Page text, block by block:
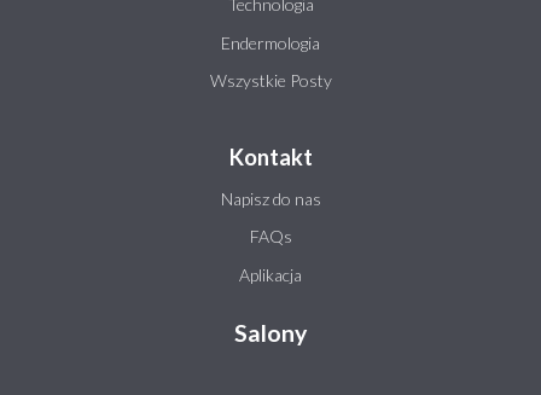
Technologia
Endermologia
Wszystkie Posty
Kontakt
Napisz do nas
FAQs
Aplikacja
Salony